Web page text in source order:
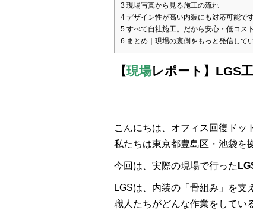
3 現場写真から見る施工の流れ
4 デザイン性が高い内装にも対応可能で
5 すべて自社施工。だから安心・低コスト
6 まとめ｜現場の裏側をもっと発信して
【現場レポート】LGS
こんにちは、オフィス回復ドッ
私たちは東京都豊島区・池袋を
今回は、実際の現場で行った
LGSは、内装の「骨組み」を支
職人たちがどんな作業をしてい